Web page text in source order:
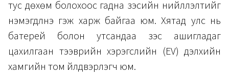
тус дөхөм болохоос гадна зэсийн нийлүүлэлтийг
нэмэгдүүлнэ гэж харж байгаа юм. Хятад улс нь
батерей болон утсандаа зэс ашигладаг
цахилгаан тээврийн хэрэгслийн (EV) дэлхийн
хамгийн том үйлдвэрлэгч юм.